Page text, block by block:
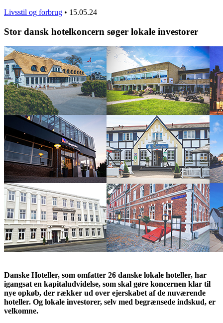
Livsstil og forbrug • 15.05.24
Stor dansk hotelkoncern søger lokale investorer
Danske Hoteller, som omfatter 26 danske lokale hoteller, har
igangsat en kapitaludvidelse, som skal gøre koncernen klar til
nye opkøb, der rækker ud over ejerskabet af de nuværende
hoteller. Og lokale investorer, selv med begrænsede indskud, er
velkomne.